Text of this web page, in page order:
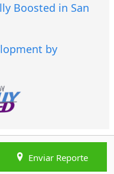
Enviar Reporte
Boosted in San
by